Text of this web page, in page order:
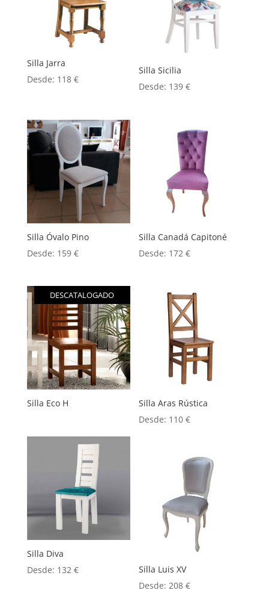
Silla Jarra
Desde: 118 €
Silla Sicilia
Desde: 139€
Silla Óvalo Pino
Desde: 159 €
Silla Canadá Capitoné
Desde: 172€
DESCATALOGADO
Silla Eco H
Silla Aras Rústica
Desde: 110€
Silla Diva
Desde: 132 €
Silla Luis XV
Desde:208€